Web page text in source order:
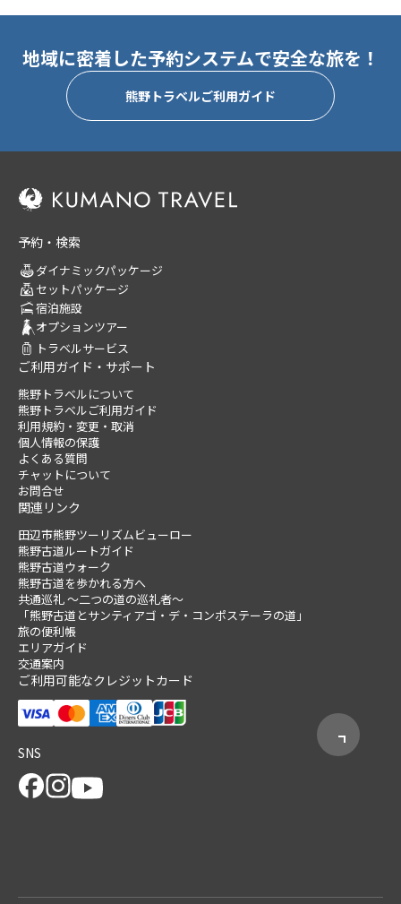
地域に密着した予約システムで安全な旅を！
熊野トラベルご利用ガイド
予約・検索
ダイナミックパッケージ
セットパッケージ
宿泊施設
オプションツアー
トラベルサービス
ご利用ガイド・サポート
熊野トラベルについて
熊野トラベルご利用ガイド
利用規約・変更・取消
個人情報の保護
よくある質問
チャットについて
お問合せ
関連リンク
田辺市熊野ツーリズムビューロー
熊野古道ルートガイド
熊野古道ウォーク
熊野古道を歩かれる方へ
共通巡礼 ～二つの道の巡礼者～
「熊野古道とサンティアゴ・デ・コンポステーラの道」
旅の便利帳
エリアガイド
交通案内
ご利用可能なクレジットカード
SNS